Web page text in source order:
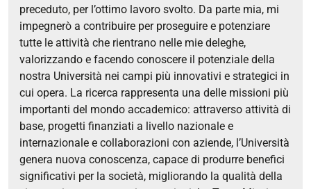
preceduto, per l’ottimo lavoro svolto. Da parte mia, mi
impegnerò a contribuire per proseguire e potenziare
tutte le attività che rientrano nelle mie deleghe,
valorizzando e facendo conoscere il potenziale della
nostra Università nei campi più innovativi e strategici in
cui opera. La ricerca rappresenta una delle missioni più
importanti del mondo accademico: attraverso attività di
base, progetti finanziati a livello nazionale e
internazionale e collaborazioni con aziende, l’Università
genera nuova conoscenza, capace di produrre benefici
significativi per la società, migliorando la qualità della